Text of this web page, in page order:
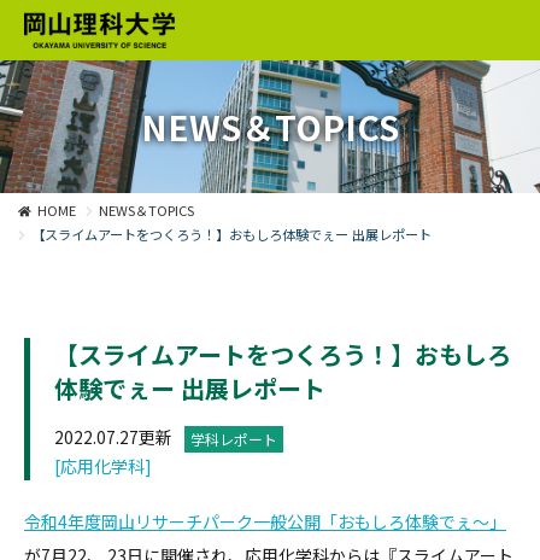
NEWS＆TOPICS
HOME
NEWS＆TOPICS
【スライムアートをつくろう！】おもしろ体験でぇー 出展レポート
【スライムアートをつくろう！】おもしろ
体験でぇー 出展レポート
2022.07.27更新 学科レポート
[応用化学科]
令和4年度岡山リサーチパーク一般公開「おもしろ体験でぇ～」